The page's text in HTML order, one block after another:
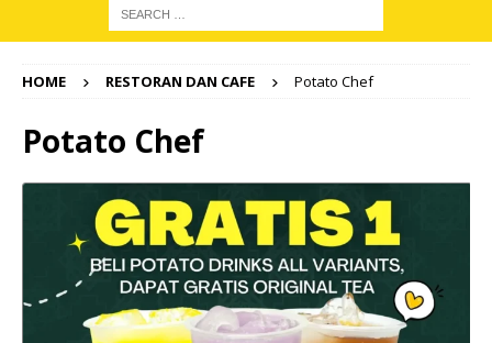
HOME RESTORAN DAN CAFE Potato Chef
Potato Chef